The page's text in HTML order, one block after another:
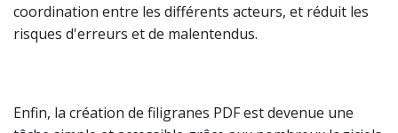
coordination entre les différents acteurs, et réduit les
risques d'erreurs et de malentendus.
Enfin, la création de filigranes PDF est devenue une